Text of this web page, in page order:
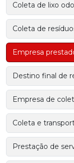
Coleta de lixo
Coleta de
Empresa
Destino final de
Empresa de
Coleta e
Prestação de